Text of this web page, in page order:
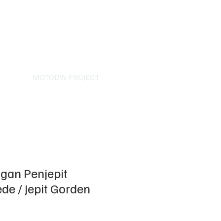
MOTODW PROJECT
Penjepit
/ Jepit Gorden